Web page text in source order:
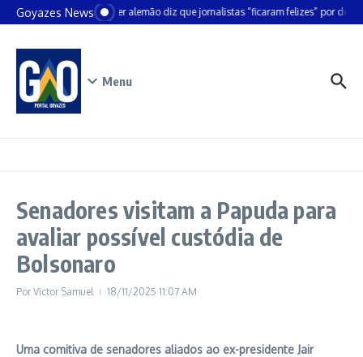
Ir para o conteúdo
Goyazes NewsChanceler alemão diz que jornalistas “ficaram felizes” por deixar
Menu
Senadores visitam a Papuda para
avaliar possível custódia de
Bolsonaro
PorVictor Samuel 18/11/2025 11:07 AM
Uma comitiva de senadores aliados ao ex-presidente Jair